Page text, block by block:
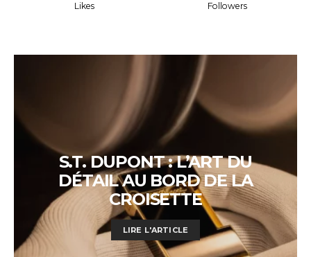
Likes Followers
S.T. DUPONT : L’ART DU
DÉTAIL AU BORD DE LA
CROISETTE
LIRE L'ARTICLE